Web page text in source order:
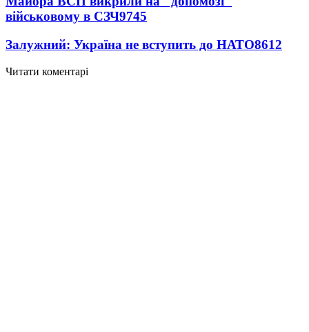
військовому в СЗЧ9745
Залужний: Україна не вступить до НАТО8612
Читати коментарі